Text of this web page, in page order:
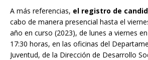
A más referencias, el registro de
cabo de manera presencial hasta el
año en curso (2023), de lunes a viernes
17:30 horas, en las oficinas del
Juventud, de la Dirección de Desarrollo